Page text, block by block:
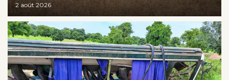
2 août 2026